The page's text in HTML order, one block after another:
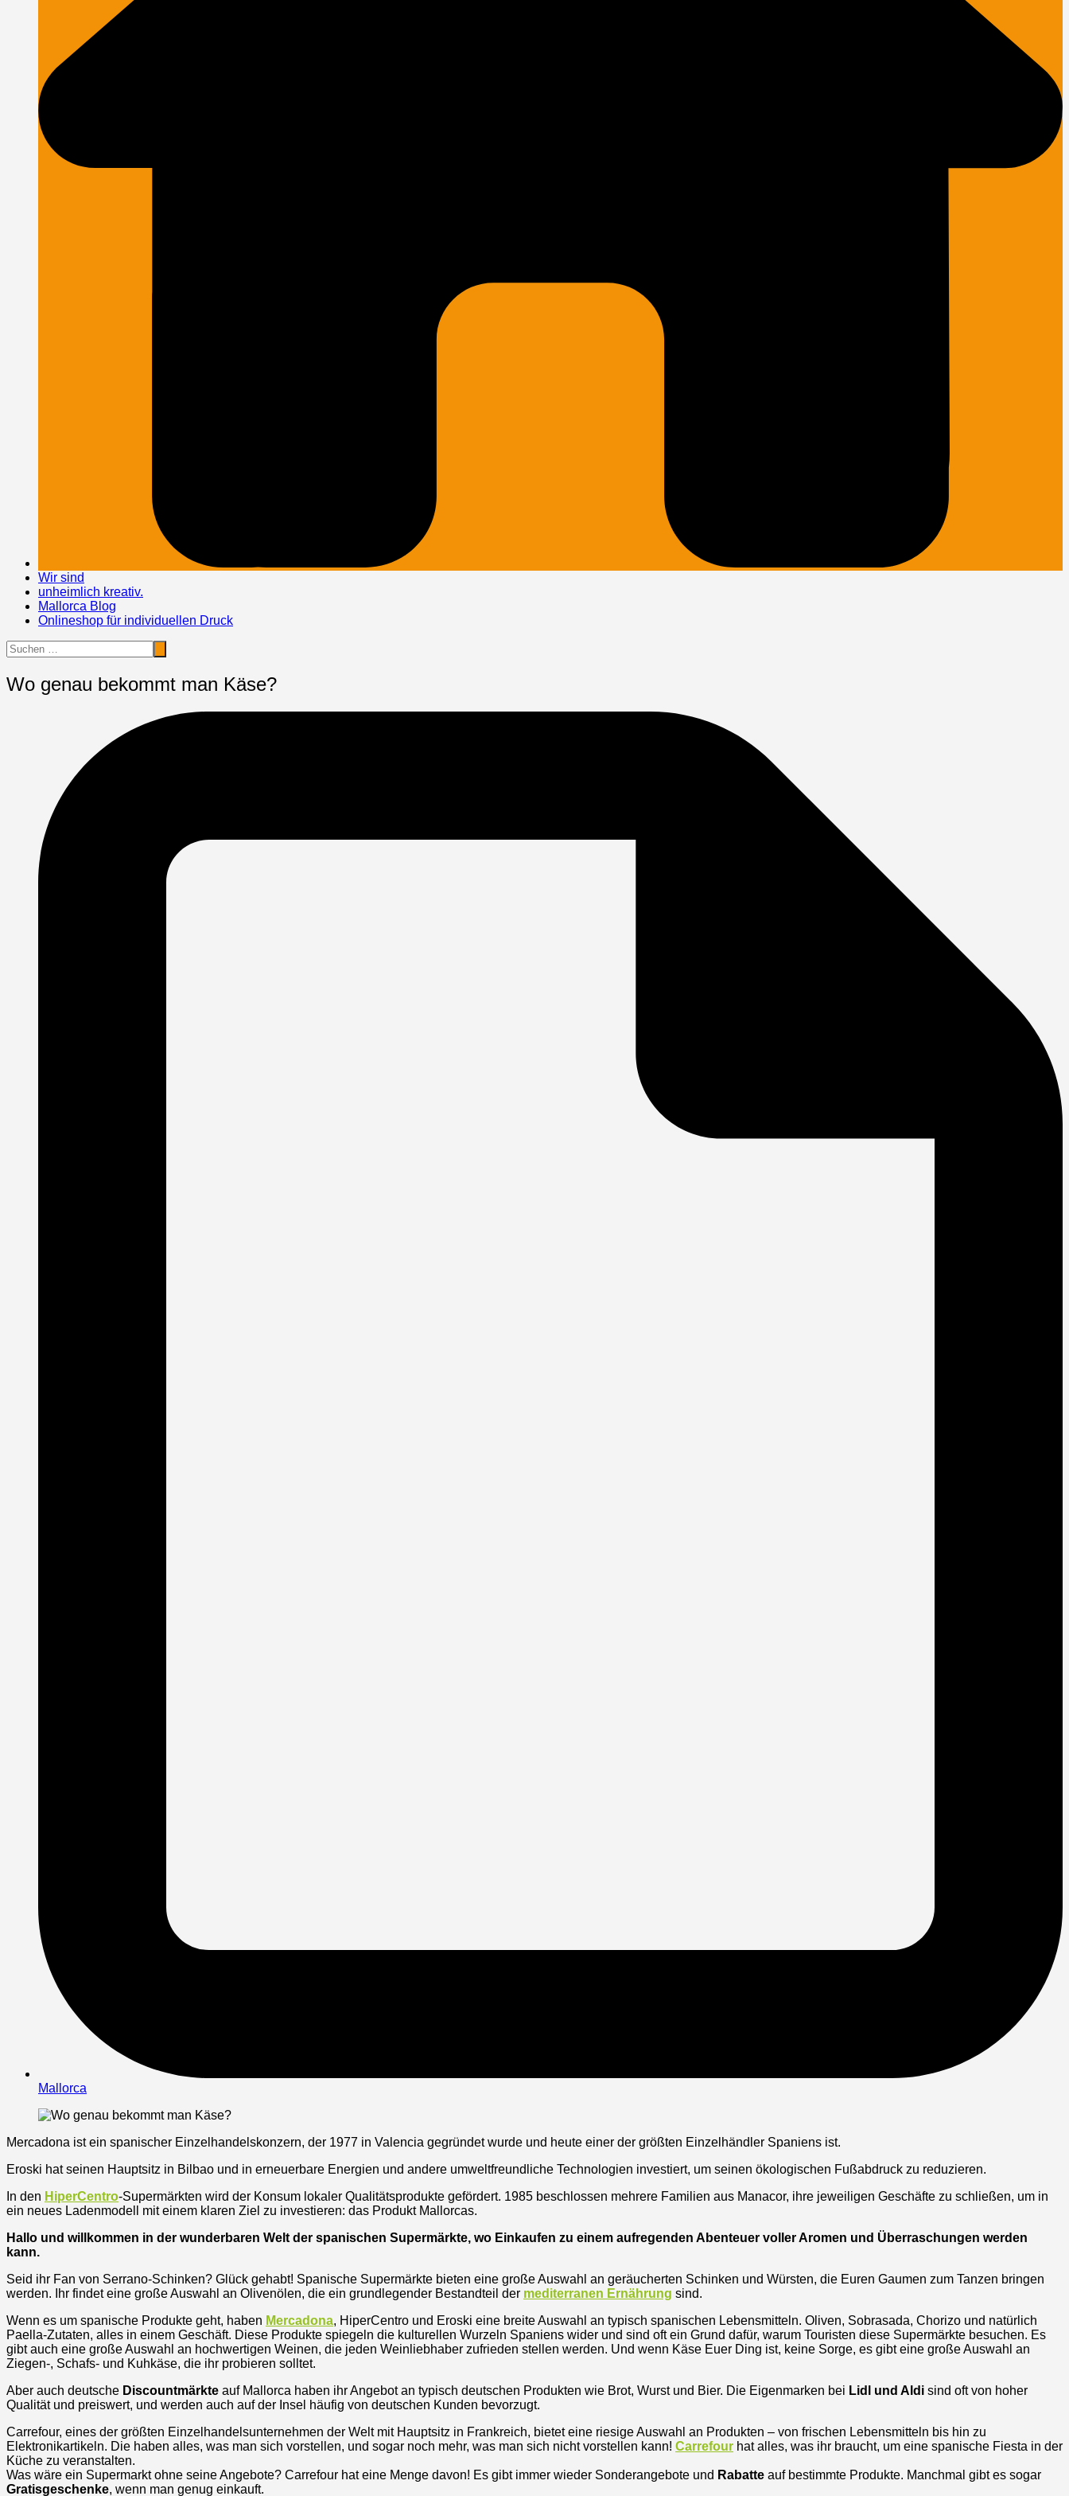
Wir sind
unheimlich kreativ.
Mallorca Blog
Onlineshop für individuellen Druck
Wo genau bekommt man Käse?
Mallorca
Mercadona ist ein spanischer Einzelhandelskonzern, der 1977 in Valencia gegründet wurde und heute einer der größten Einzelhändler Spaniens ist.
Eroski hat seinen Hauptsitz in Bilbao und in erneuerbare Energien und andere umweltfreundliche Technologien investiert, um seinen ökologischen Fußabdruck zu reduzieren.
In den HiperCentro-Supermärkten wird der Konsum lokaler Qualitätsprodukte gefördert. 1985 beschlossen mehrere Familien aus Manacor, ihre jeweiligen Geschäfte zu schließen, um in
ein neues Ladenmodell mit einem klaren Ziel zu investieren: das Produkt Mallorcas.
Hallo und willkommen in der wunderbaren Welt der spanischen Supermärkte, wo Einkaufen zu einem aufregenden Abenteuer voller Aromen und Überraschungen werden
kann.
Seid ihr Fan von Serrano-Schinken? Glück gehabt! Spanische Supermärkte bieten eine große Auswahl an geräucherten Schinken und Würsten, die Euren Gaumen zum Tanzen bringen
werden. Ihr findet eine große Auswahl an Olivenölen, die ein grundlegender Bestandteil der mediterranen Ernährung sind.
Wenn es um spanische Produkte geht, haben Mercadona, HiperCentro und Eroski eine breite Auswahl an typisch spanischen Lebensmitteln. Oliven, Sobrasada, Chorizo und natürlich
Paella-Zutaten, alles in einem Geschäft. Diese Produkte spiegeln die kulturellen Wurzeln Spaniens wider und sind oft ein Grund dafür, warum Touristen diese Supermärkte besuchen. Es
gibt auch eine große Auswahl an hochwertigen Weinen, die jeden Weinliebhaber zufrieden stellen werden. Und wenn Käse Euer Ding ist, keine Sorge, es gibt eine große Auswahl an
Ziegen-, Schafs- und Kuhkäse, die ihr probieren solltet.
Aber auch deutsche Discountmärkte auf Mallorca haben ihr Angebot an typisch deutschen Produkten wie Brot, Wurst und Bier. Die Eigenmarken bei Lidl und Aldi sind oft von hoher
Qualität und preiswert, und werden auch auf der Insel häufig von deutschen Kunden bevorzugt.
Carrefour, eines der größten Einzelhandelsunternehmen der Welt mit Hauptsitz in Frankreich, bietet eine riesige Auswahl an Produkten – von frischen Lebensmitteln bis hin zu
Elektronikartikeln. Die haben alles, was man sich vorstellen, und sogar noch mehr, was man sich nicht vorstellen kann! Carrefour hat alles, was ihr braucht, um eine spanische Fiesta in der
Küche zu veranstalten.
Was wäre ein Supermarkt ohne seine Angebote? Carrefour hat eine Menge davon! Es gibt immer wieder Sonderangebote und Rabatte auf bestimmte Produkte. Manchmal gibt es sogar
Gratisgeschenke, wenn man genug einkauft.